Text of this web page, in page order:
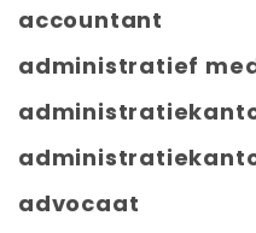
accountant
administratief
advocaat